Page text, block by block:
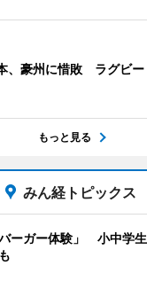
、豪州に惜敗 ラグビー
もっと見る
みん経トピックス
ーガー体験」 小中学